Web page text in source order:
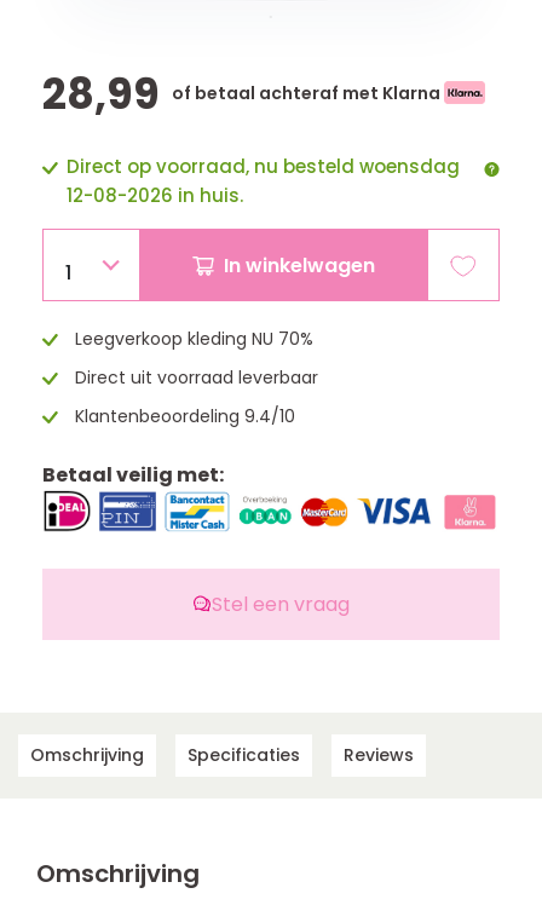
28,99 of betaal achteraf met Klarna
Direct op voorraad, nu besteld woensdag
12-08-2026 in huis.
1 In winkelwagen
Leegverkoop kleding NU 70%
Direct uit voorraad leverbaar
Klantenbeoordeling 9.4/10
Betaal veilig met:
Stel een vraag
Omschrijving Specificaties Reviews
Omschrijving